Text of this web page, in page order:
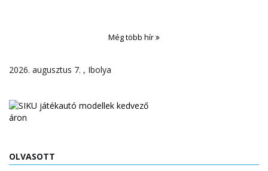
Még több hír
2026. augusztus 7. , Ibolya
OLVASOTT